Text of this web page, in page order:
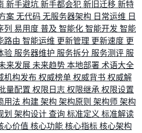
新手避坑 新手都会犯 新旧迁移 新特
案 无代码 无服务器架构 日常运维 日
列 易用度 普及 智能化 智能开发 智能
路由 智能运维 更新管理 更新速度 更
验 服务器维护 服务拆分 服务测评 服
来发展 未来趋势 本地部署 术语大全
机构发布 权威榜单 权威背书 权威解
量配置 权限日志 权限继承 权限设置
用法 构建 架构 架构原则 架构师 架构
划 架构设计 查询 标准定义 标准解读
心价值 核心功能 核心指标 核心架构